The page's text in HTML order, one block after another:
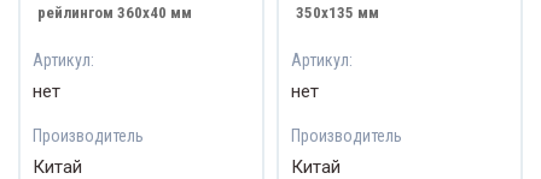
рейлингом 360х40 мм
Артикул:
нет
Производитель
Китай
350х135 мм
Артикул:
нет
Производитель
Китай